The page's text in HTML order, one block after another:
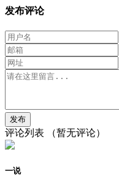
发布评论
评论列表 （暂无评论）
一说